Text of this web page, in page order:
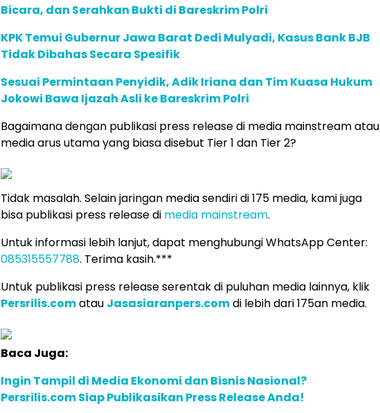
Bicara, dan Serahkan Bukti di Bareskrim Polri
KPK Temui Gubernur Jawa Barat Dedi Mulyadi, Kasus Bank BJB
Tidak Dibahas Secara Spesifik
Sesuai Permintaan Penyidik, Adik Iriana dan Tim Kuasa Hukum
Jokowi Bawa Ijazah Asli ke Bareskrim Polri
Bagaimana dengan publikasi press release di media mainstream atau
media arus utama yang biasa disebut Tier 1 dan Tier 2?
Tidak masalah. Selain jaringan media sendiri di 175 media, kami juga
bisa publikasi press release di media mainstream.
Untuk informasi lebih lanjut, dapat menghubungi WhatsApp Center:
085315557788. Terima kasih.***
Untuk publikasi press release serentak di puluhan media lainnya, klik
Persrilis.comatau Jasasiaranpers.comdi lebih dari 175an media.
Baca Juga:
Ingin Tampil di Media Ekonomi dan Bisnis Nasional?
Persrilis.com Siap Publikasikan Press Release Anda!